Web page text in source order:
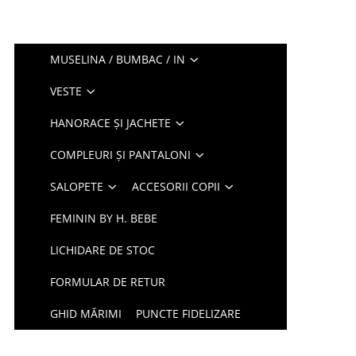
MUSELINA / BUMBAC / IN
VESTE
HANORACE ȘI JACHETE
COMPLEURI ȘI PANTALONI
SALOPETE ACCESORII COPII
FEMININ BY H. BEBE
LICHIDARE DE STOC
FORMULAR DE RETUR
GHID MĂRIMI PUNCTE FIDELIZARE